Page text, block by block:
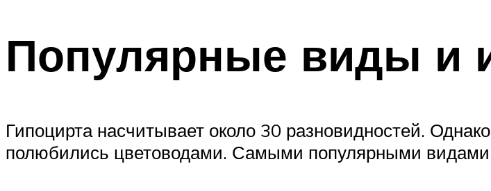
Популярные виды и
Гипоцирта насчитывает около 30 разновидностей.
полюбились цветоводами. Самыми популярными видами